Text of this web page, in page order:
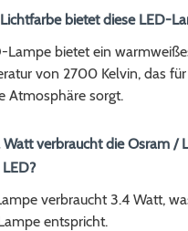
bietet diese LED-
Lampe bietet ein
von 2700 Kelvin, das
Atmosphäre sorgt.
Watt verbraucht die Osram /
verbraucht 3.4 Watt,
entspricht.